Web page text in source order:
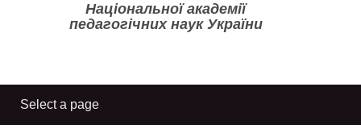
Національної академії
педагогічних наук України